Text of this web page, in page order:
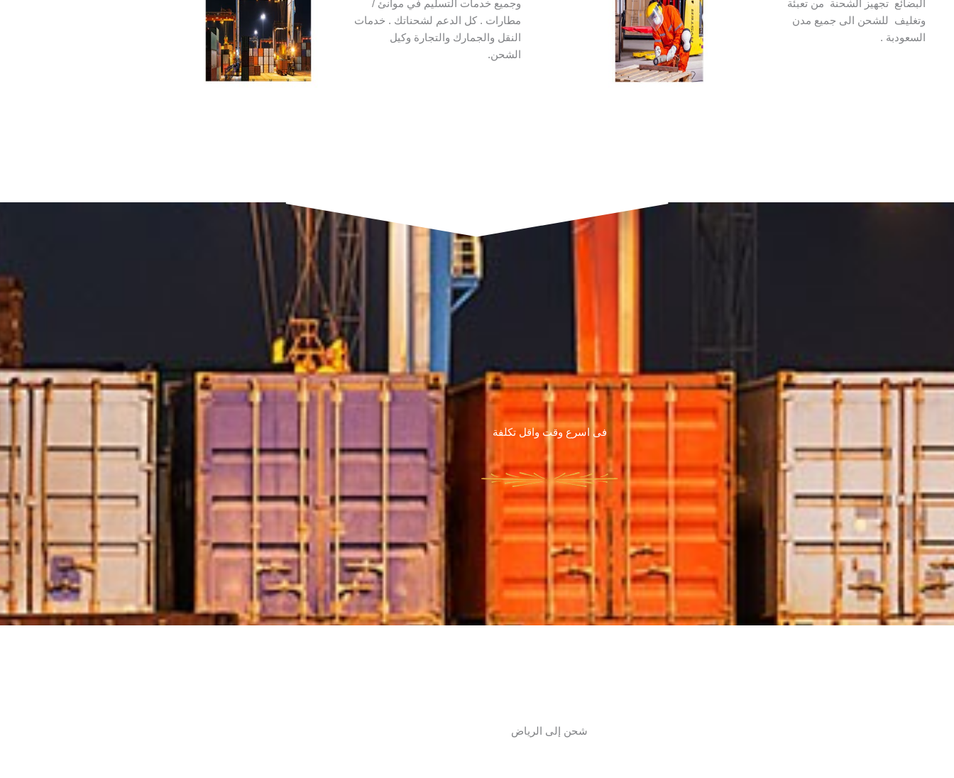
البضائع تجهيز الشحنة من تعبئة
وتغليف للشحن الى جميع مدن
السعودبة .
وجميع خدمات التسليم في موانئ /
مطارات . كل الدعم لشحناتك . خدمات
النقل والجمارك والتجارة وكيل
الشحن.
فى اسرع وقت واقل تكلفة
شحن إلى الرياض